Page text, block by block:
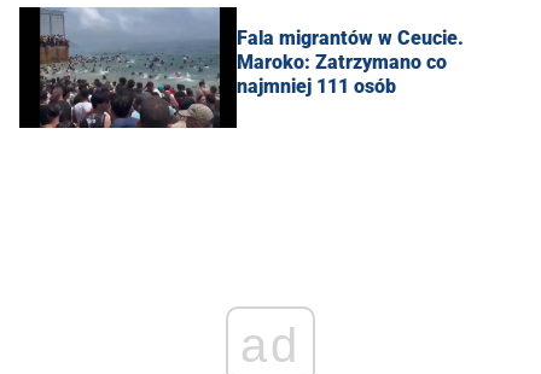
Fala migrantów w Ceucie.
Maroko: Zatrzymano co
najmniej 111 osób
ad